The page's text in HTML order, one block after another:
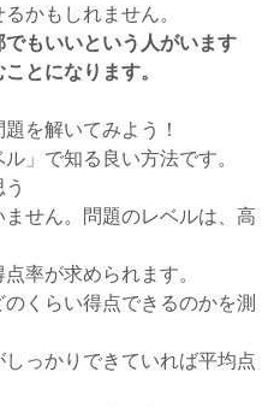
かもしれません。
もいいという人がいます
とになります。
を解いてみよう！
で知る良い方法です。
せん。問題のレベルは、高
が求められます。
くらい得点できるのかを測
っかりできていれば平均点